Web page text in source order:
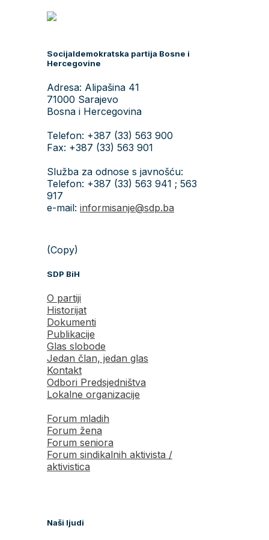
Socijaldemokratska partija Bosne i
Hercegovine
Adresa: Alipašina 41
71000 Sarajevo
Bosna i Hercegovina
Telefon: +387 (33) 563 900
Fax: +387 (33) 563 901
Služba za odnose s javnošću:
Telefon: +387 (33) 563 941 ; 563
917
e-mail: informisanje@sdp.ba
(Copy)
SDP BiH
O partiji
Historijat
Dokumenti
Publikacije
Glas slobode
Jedan član, jedan glas
Kontakt
Odbori Predsjedništva
Lokalne organizacije
Forum mladih
Forum žena
Forum seniora
Forum sindikalnih aktivista /
aktivistica
Naši ljudi